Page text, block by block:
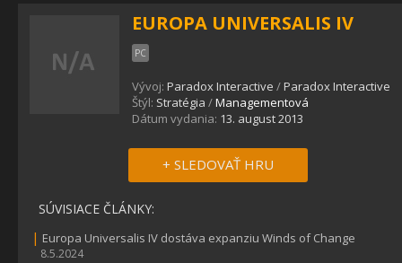
EUROPA UNIVERSALIS IV
PC
Vývoj: Paradox Interactive /Paradox Interactive
Štýl: Stratégia /Managementová
Dátum vydania: 13. august 2013
+ SLEDOVAŤ HRU
SÚVISIACE ČLÁNKY:
| Europa Universalis IV dostáva expanziu Winds of Change
8.5.2024